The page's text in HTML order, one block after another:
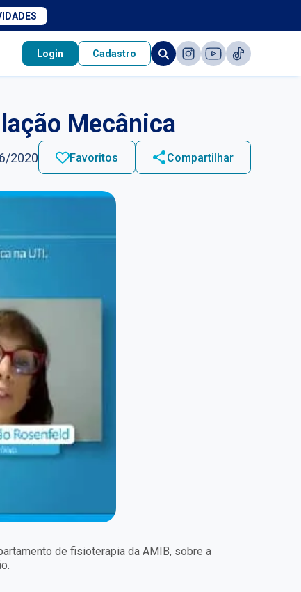
Login Cadastro
Mecânica
2020 Favoritos Compartilhar
de fisioterapia da AMIB, sobre a